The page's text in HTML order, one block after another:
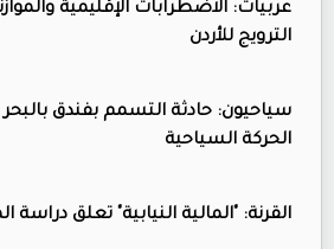
عربيات: الاضطرابات الإقليمية
الترويج للأردن
سياحيون: حادثة التسمم بفندق بالبحر
الحركة السياحية
القرنة: "المالية النيابية" تعلق دراسة